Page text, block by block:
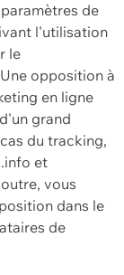
de
l'utilisation
le
opposition à
en ligne
grand
du tracking,
et
vous
dans le
de